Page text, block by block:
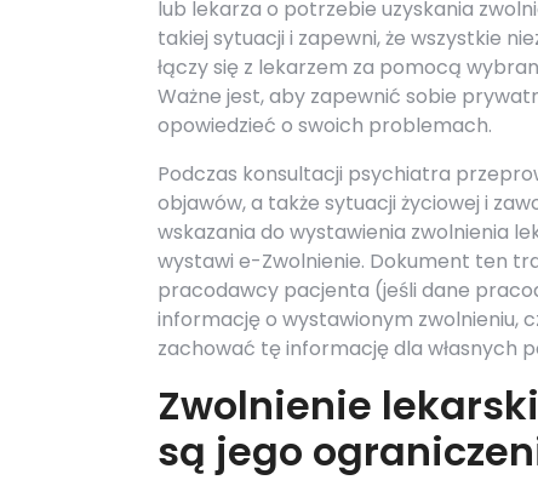
lub lekarza o potrzebie uzyskania
takiej sytuacji i zapewni, że wszystkie
łączy się z lekarzem za pomocą
Ważne jest, aby zapewnić sobie
opowiedzieć o swoich problemach.
Podczas konsultacji psychiatra
objawów, a także sytuacji życiowej i
wskazania do wystawienia zwolnienia
wystawi e-Zwolnienie. Dokument ten
pracodawcy pacjenta (jeśli dane
informację o wystawionym zwolnieniu,
zachować tę informację dla własnych
Zwolnienie
są jego